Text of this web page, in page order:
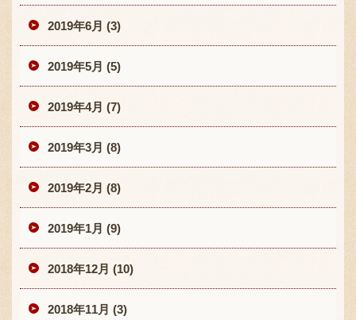
2019年6月 (3)
2019年5月 (5)
2019年4月 (7)
2019年3月 (8)
2019年2月 (8)
2019年1月 (9)
2018年12月 (10)
2018年11月 (3)